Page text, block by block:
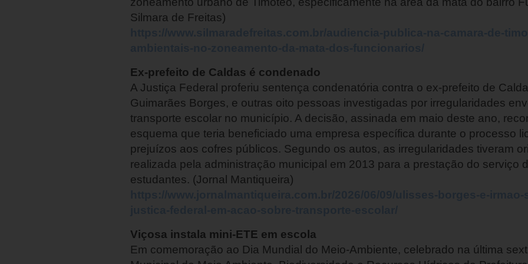
Silmara de Freitas)
Ex-prefeito de Caldas é condenado
A Justiça Federal proferiu sentença condenatória contra o ex-prefeito de
Guimarães Borges, e outras oito pessoas investigadas por irregularidades
transporte escolar no município. A decisão, assinada em maio deste ano,
esquema que teria beneficiado uma empresa específica durante o processo
prejuízos aos cofres públicos. Segundo os autos, as irregularidades tiveram
realizada pela administração municipal em 2013 para a prestação do serviço
estudantes. (Jornal Mantiqueira)
Viçosa instala mini-ETE em escola
Em comemoração ao Dia Mundial do Meio-Ambiente, celebrado na última